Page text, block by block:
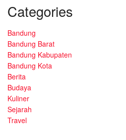
Categories
Bandung
Bandung Barat
Bandung Kabupaten
Bandung Kota
Berita
Budaya
Kuliner
Sejarah
Travel